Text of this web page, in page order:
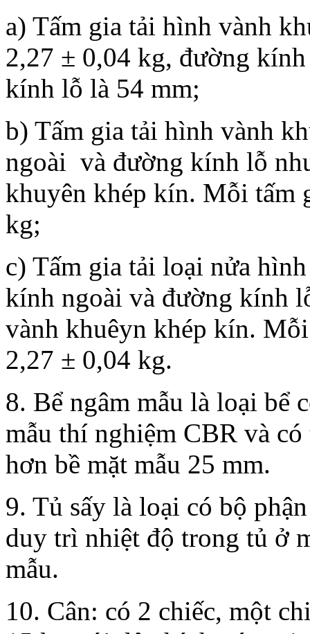
a) Tấm gia tải hình vành
2,27 ± 0,04 kg, đường
kính lỗ là 54 mm;
b) Tấm gia tải hình vành
ngoài và đường kính lỗ
khuyên khép kín. Mỗi tấm
kg;
c) Tấm gia tải loại nửa
kính ngoài và đường kính
vành khuêyn khép kín.
2,27 ± 0,04 kg.
8. Bể ngâm mẫu là loại bể
mẫu thí nghiệm CBR và
hơn bề mặt mẫu 25 mm.
9. Tủ sấy là loại có bộ
duy trì nhiệt độ trong tủ ở
mẫu.
10. Cân: có 2 chiếc, một